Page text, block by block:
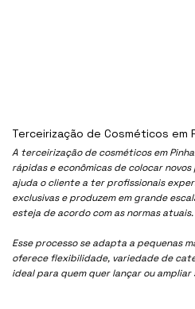
A terceirização de cosméticos em
rápidas e econômicas de colocar
ajuda o cliente a ter profissionais
exclusivas e produzem em grande
esteja de acordo com as normas atuais.
Esse processo se adapta a pequenas
oferece flexibilidade, variedade de
ideal para quem quer lançar ou
Terceirização de Cosméticos em